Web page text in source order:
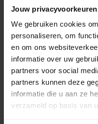
Jouw
We gebruiken cookies
personaliseren, om
en om ons
informatie over uw
partners voor social
partners kunnen deze
informatie die u aan ze
verzameld op basis van